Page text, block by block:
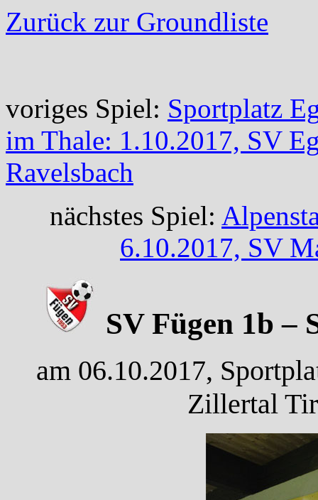
Zurück zur Groundliste
voriges Spiel: Sportplatz
im Thale: 1.10.2017, SV
Ravelsbach
nächstes Spiel:
6.10.2017, SV
SV Fügen 1b –
am 06.10.2017,
Zillertal